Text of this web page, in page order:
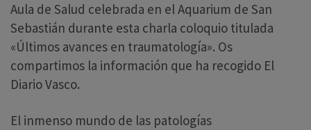
Aula de Salud celebrada en el Aquarium de San
Sebastián durante esta charla coloquio titulada
«Últimos avances en traumatología». Os
compartimos la información que ha recogido El
Diario Vasco.
El inmenso mundo de las patologías